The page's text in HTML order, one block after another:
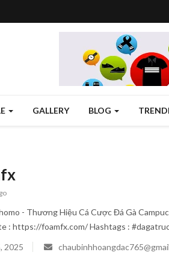
GALLERY BLOG
- Thương Hiệu Cá Cược Đá Gà
: https://foamfx.com/ Hashtags :
2025